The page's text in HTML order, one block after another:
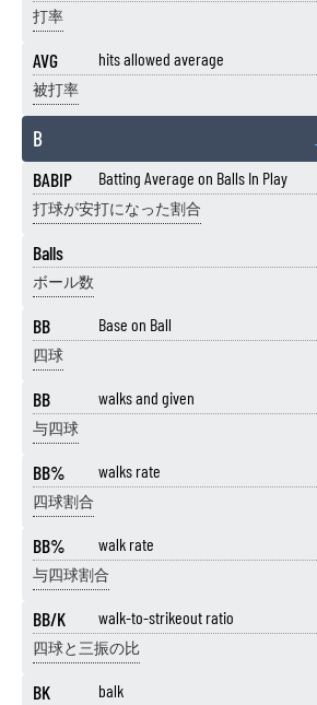
打率
AVG hits allowed average
被打率
B
BABIP Batting Average on Balls In Play
打球が安打になった割合
Balls
ボール数
BB Base on Ball
四球
BB walks and given
与四球
BB% walks rate
四球割合
BB% walk rate
与四球割合
BB/K walk-to-strikeout ratio
四球と三振の比
BK balk